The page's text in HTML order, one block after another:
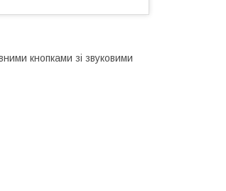
кнопками зі звуковими